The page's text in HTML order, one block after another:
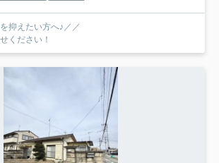
抑えたい方へ♪／／
ください！